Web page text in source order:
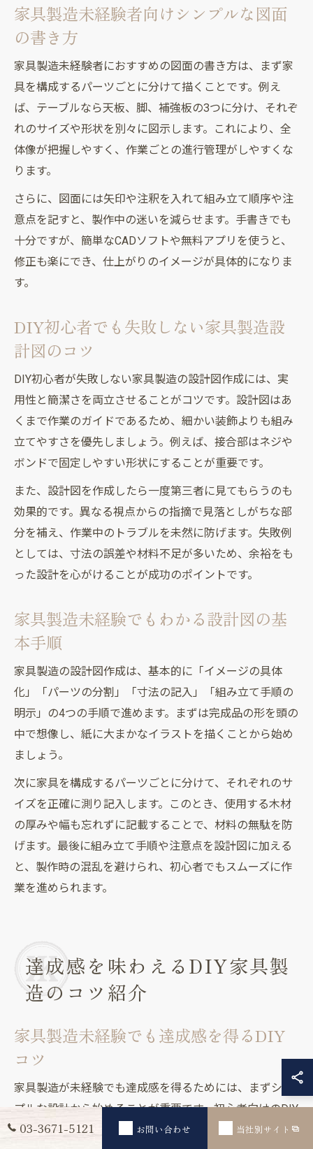
家具製造未経験者向けシンプルな図面
の書き方
家具製造未経験者におすすめの図面の書き方は、まず家
具を構成するパーツごとに分けて描くことです。例え
ば、テーブルなら天板、脚、補強板の3つに分け、それぞ
れのサイズや形状を別々に図示します。これにより、全
体像が把握しやすく、作業ごとの進行管理がしやすくな
ります。
さらに、図面には矢印や注釈を入れて組み立て順序や注
意点を記すと、製作中の迷いを減らせます。手書きでも
十分ですが、簡単なCADソフトや無料アプリを使うと、
修正も楽にでき、仕上がりのイメージが具体的になりま
す。
DIY初心者でも失敗しない家具製造設
計図のコツ
DIY初心者が失敗しない家具製造の設計図作成には、実
用性と簡潔さを両立させることがコツです。設計図はあ
くまで作業のガイドであるため、細かい装飾よりも組み
立てやすさを優先しましょう。例えば、接合部はネジや
ボンドで固定しやすい形状にすることが重要です。
また、設計図を作成したら一度第三者に見てもらうのも
効果的です。異なる視点からの指摘で見落としがちな部
分を補え、作業中のトラブルを未然に防げます。失敗例
としては、寸法の誤差や材料不足が多いため、余裕をも
った設計を心がけることが成功のポイントです。
家具製造未経験でもわかる設計図の基
本手順
家具製造の設計図作成は、基本的に「イメージの具体
化」「パーツの分割」「寸法の記入」「組み立て手順の
明示」の4つの手順で進めます。まずは完成品の形を頭の
中で想像し、紙に大まかなイラストを描くことから始め
ましょう。
次に家具を構成するパーツごとに分けて、それぞれのサ
イズを正確に測り記入します。このとき、使用する木材
の厚みや幅も忘れずに記載することで、材料の無駄を防
げます。最後に組み立て手順や注意点を設計図に加える
と、製作時の混乱を避けられ、初心者でもスムーズに作
業を進められます。
達成感を味わえるDIY家具製
造のコツ紹介
家具製造未経験でも達成感を得るDIY
コツ
家具製造が未経験でも達成感を得るためには、まずシン
プルな設計から始めることが重要です。初心者向けのDIY
家具は、複雑な構造を避けて組み立てやすい棚やスツー
03-3671-5121 お問い合わせ 当社別サイト